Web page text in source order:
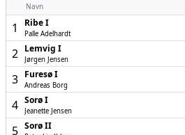
Navn
1 Ribe I
Palle Adelhardt
2 Lemvig I
Jørgen Jensen
3 Furesø I
Andreas Borg
4 Sorø I
Jeanette Jensen
5 Sorø II